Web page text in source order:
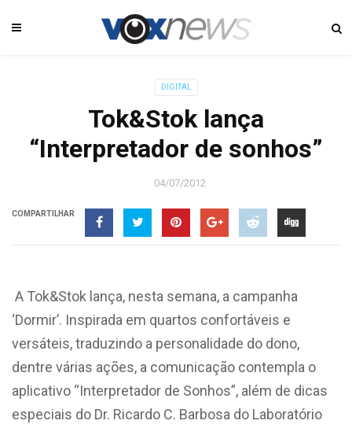
DIGITAL
Tok&Stok lança
“Interpretador de sonhos”
04/07/2012
COMPARTILHAR
A Tok&Stok lança, nesta semana, a campanha
‘Dormir’. Inspirada em quartos confortáveis e
versáteis, traduzindo a personalidade do dono,
dentre várias ações, a comunicação contempla o
aplicativo “Interpretador de Sonhos”, além de dicas
especiais do Dr. Ricardo C. Barbosa do Laboratório